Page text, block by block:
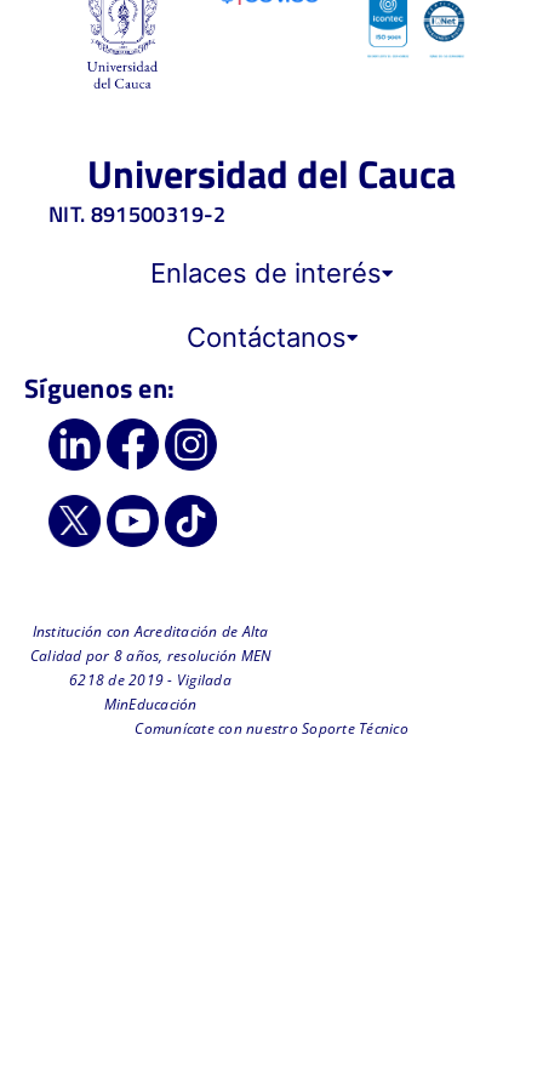
Universidad del Cauca
NIT. 891500319-2
Enlaces de interés
Contáctanos
Síguenos en:
Institución con Acreditación de Alta
Calidad por 8 años, resolución MEN
6218 de 2019 - Vigilada
MinEducación
Comunícate con nuestro Soporte Técnico